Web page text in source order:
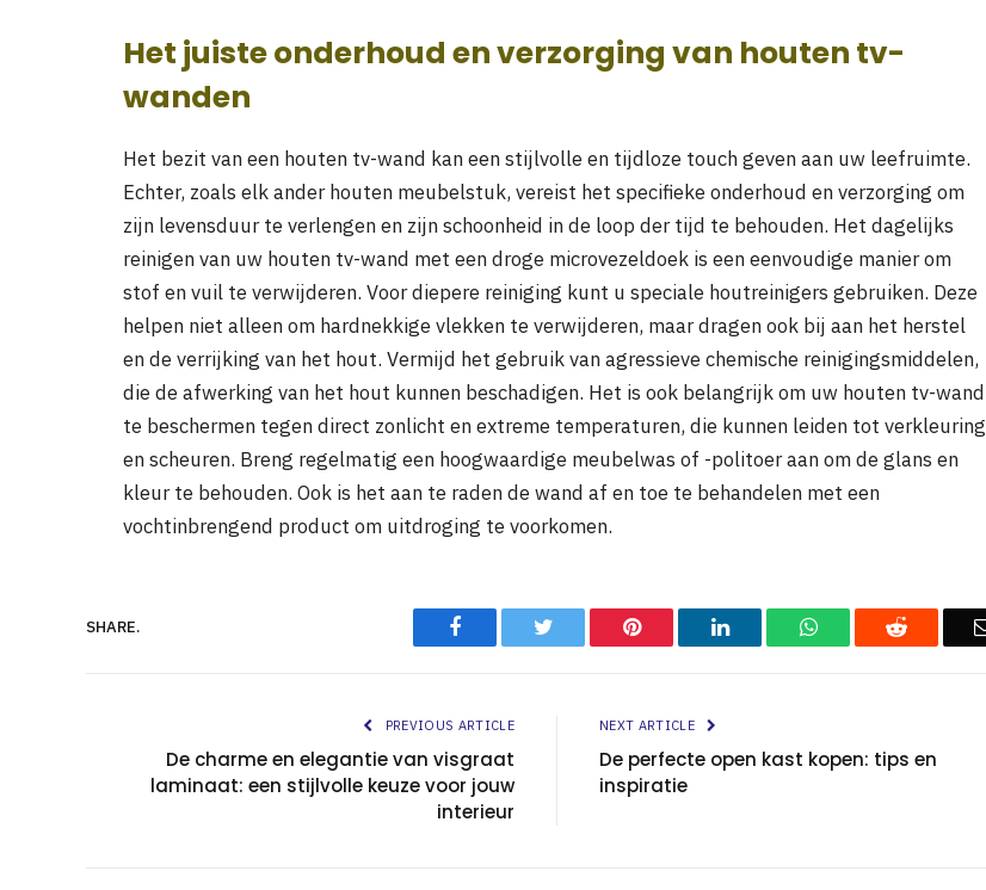
Het juiste onderhoud en verzorging van houten tv-
wanden
Het bezit van een houten tv-wand kan een stijlvolle en tijdloze touch geven aan uw leefruimte.
Echter, zoals elk ander houten meubelstuk, vereist het specifieke onderhoud en verzorging om
zijn levensduur te verlengen en zijn schoonheid in de loop der tijd te behouden. Het dagelijks
reinigen van uw houten tv-wand met een droge microvezeldoek is een eenvoudige manier om
stof en vuil te verwijderen. Voor diepere reiniging kunt u speciale houtreinigers gebruiken. Deze
helpen niet alleen om hardnekkige vlekken te verwijderen, maar dragen ook bij aan het herstel
en de verrijking van het hout. Vermijd het gebruik van agressieve chemische reinigingsmiddelen,
die de afwerking van het hout kunnen beschadigen. Het is ook belangrijk om uw houten tv-wand
te beschermen tegen direct zonlicht en extreme temperaturen, die kunnen leiden tot verkleuring
en scheuren. Breng regelmatig een hoogwaardige meubelwas of -politoer aan om de glans en
kleur te behouden. Ook is het aan te raden de wand af en toe te behandelen met een
vochtinbrengend product om uitdroging te voorkomen.
SHARE. Facebook Twitter Pinterest LinkedIn WhatsAppReddit
PREVIOUS ARTICLE
De charme en elegantie van visgraat
laminaat: een stijlvolle keuze voor jouw
interieur
NEXT ARTICLE
De perfecte open kast kopen: tips en
inspiratie